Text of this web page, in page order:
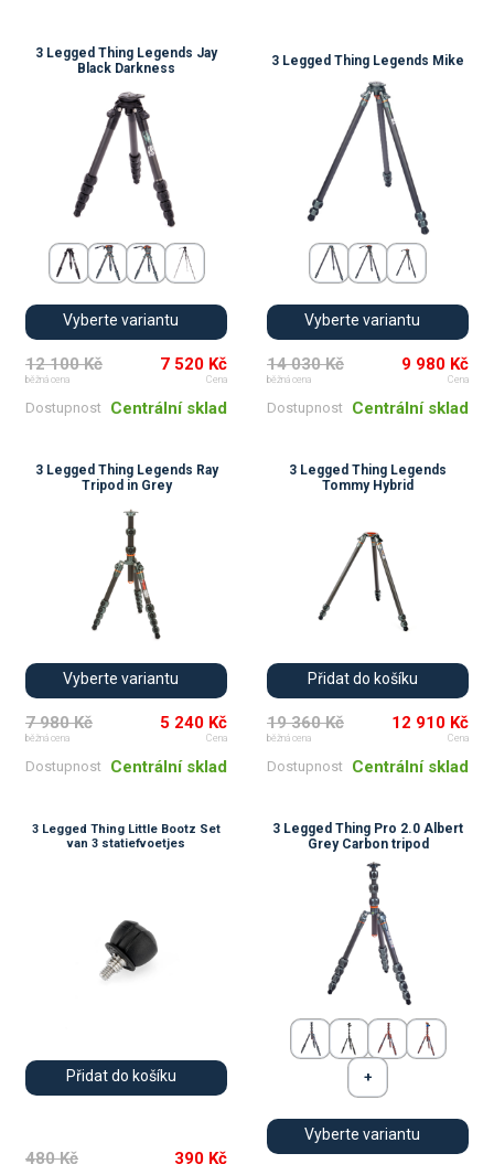
3 Legged Thing Legends Jay
Black Darkness
Vyberte variantu
12 100 Kč
běžná cena
7 520 Kč
Cena
Dostupnost Centrální sklad
3 Legged Thing Legends Mike
Vyberte variantu
14 030 Kč
běžná cena
9 980 Kč
Cena
Dostupnost Centrální sklad
3 Legged Thing Legends Ray
Tripod in Grey
Vyberte variantu
7 980 Kč
běžná cena
5 240 Kč
Cena
Dostupnost Centrální sklad
3 Legged Thing Legends
Tommy Hybrid
Přidat do košíku
19 360 Kč
běžná cena
12 910 Kč
Cena
Dostupnost Centrální sklad
3 Legged Thing Little Bootz Set
van 3 statiefvoetjes
Přidat do košíku
480 Kč 390 Kč
3 Legged Thing Pro 2.0 Albert
Grey Carbon tripod
Vyberte variantu